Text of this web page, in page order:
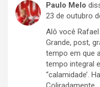
Paulo Melo
23 de outubro
Alô você Rafael
Grande, post,
tempo em que
tempo integral
“calamidade’.